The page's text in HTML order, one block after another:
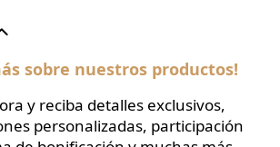
sobre nuestros productos!
y reciba detalles exclusivos,
personalizadas, participación